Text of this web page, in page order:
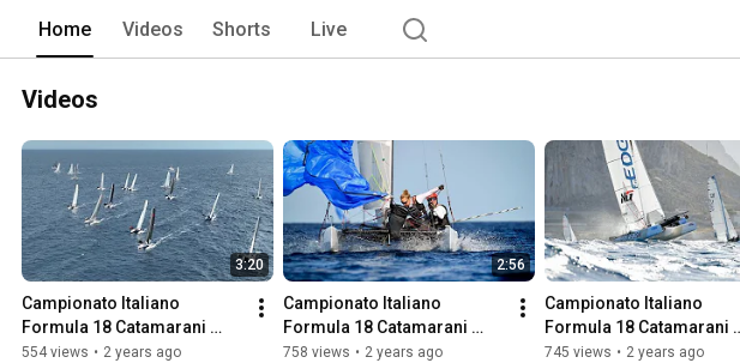
Home Videos Shorts Live
Videos
3:20
Campionato Italiano
Formula 18 Catamarani
2023 Day 4. Circolo Velico
554 views • 2 years ago
2:56
Campionato Italiano
Formula 18 Catamarani
2023 Day 2. Circolo Velico
758 views • 2 years ago
Campionato Italiano
Formula 18 Catamarani
2023 Day 1. Circolo Velico
745 views • 2 years ago